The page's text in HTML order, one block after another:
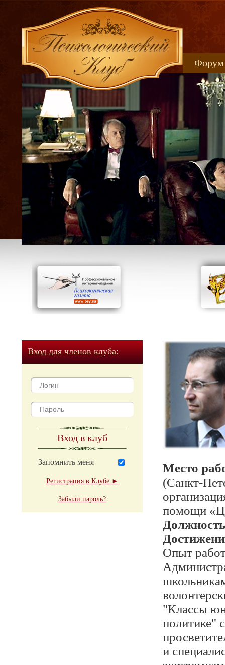
Форум
Вход для членов клуба:
Вход в клуб
Запомнить меня
Регистрация в Клубе ►
Забыли пароль?
Место
(Санкт-
помощи
Опыт
"Классы
политике"
и